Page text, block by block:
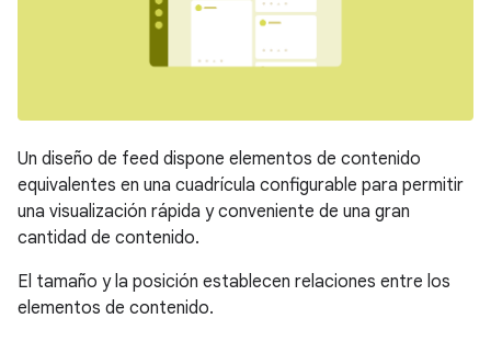
Un diseño de feed dispone elementos de contenido
equivalentes en una cuadrícula configurable para permitir
una visualización rápida y conveniente de una gran
cantidad de contenido.
El tamaño y la posición establecen relaciones entre los
elementos de contenido.